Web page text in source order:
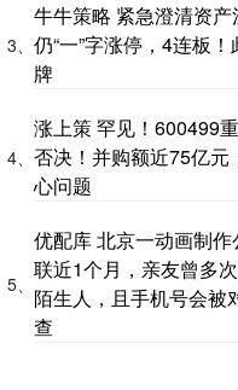
3、
牛牛策略 紧急澄清资
仍“一”字涨停，4连板
牌
4、
涨上策 罕见！600499
否决！并购额近75亿元
心问题
5、
优配库 北京一动画制
联近1个月，亲友曾多
陌生人，且手机号会被
查